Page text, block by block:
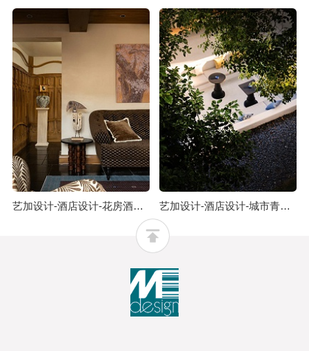
艺加设计-酒店设计-花房酒店：设计从建筑的内部思考 艺加设计-酒店设计-城市青年酒店：以空间为媒介去发掘古城精彩